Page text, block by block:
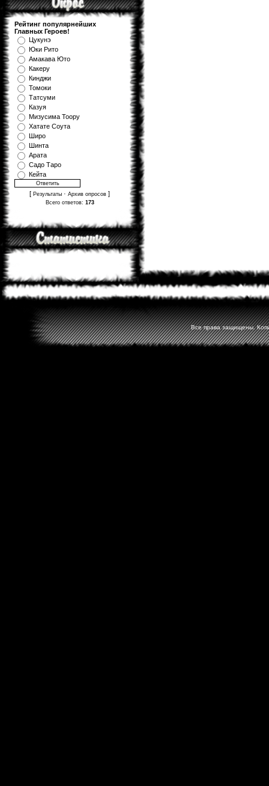
Рейтинг популярнейших
Главных Героев!
Цукунэ
Юки Рито
Амакава Юто
Какеру
Кинджи
Томоки
Татсуми
Казуя
Мизуcима Тоору
Хатате Соута
Широ
Шинта
Арата
Садо Таро
Кейта
[ Результаты · Архив опросов ]
Всего ответов: 173
Все права защищены.